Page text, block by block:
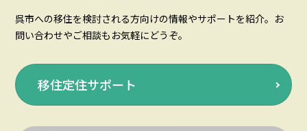
呉市への移住を検討される方向けの情報やサポートを紹介。お
問い合わせやご相談もお気軽にどうぞ。
移住定住サポート